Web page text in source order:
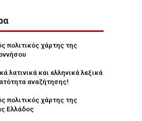
πολιτικός χάρτης της
λατινικά και ελληνικά λεξικά
αναζήτησης!
πολιτικός χάρτης της
Ελλάδος